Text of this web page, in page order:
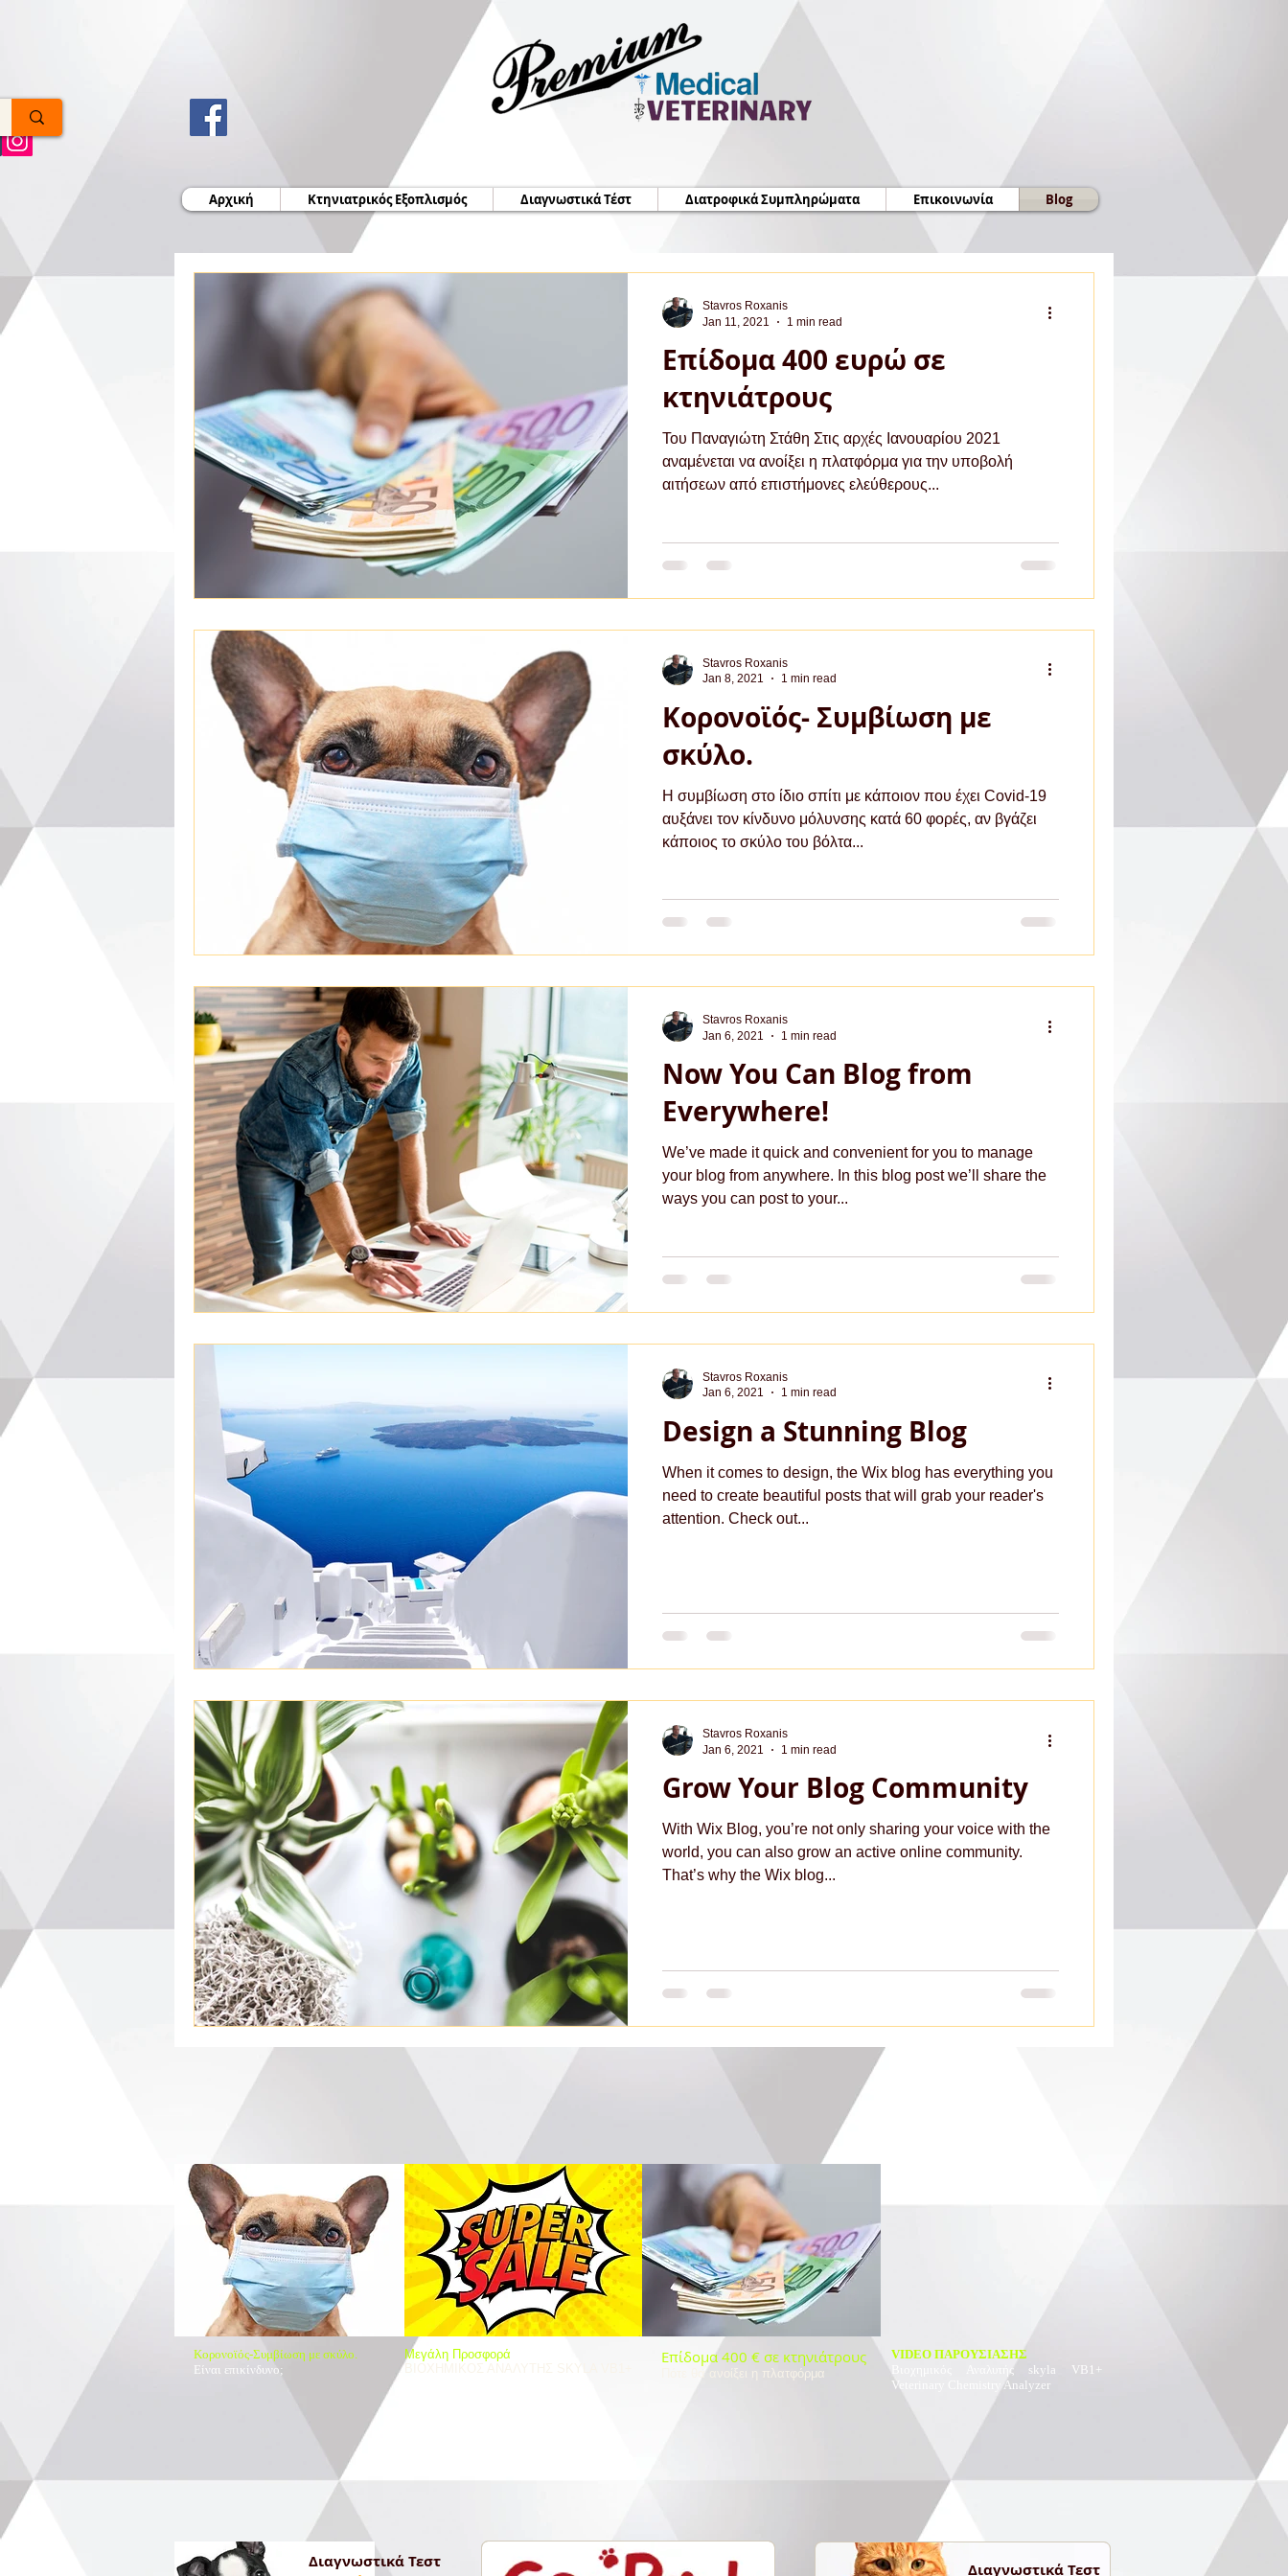
Αρχική Κτηνιατρικός Εξοπλισμός Διαγνωστικά Τέστ Διατροφικά Συμπληρώματα Επικοινωνία Blog
Επίδομα 400 ευρώ σε
κτηνιάτρους
Του Παναγιώτη Στάθη Στις αρχές Ιανουαρίου 2021
αναμένεται να ανοίξει η πλατφόρμα για την υποβολή
αιτήσεων από επιστήμονες ελεύθερους...
Stavros Roxanis
Jan 11, 2021
1 min read
Κορονοϊός- Συμβίωση με
σκύλο.
Η συμβίωση στο ίδιο σπίτι με κάποιον που έχει Covid-19
αυξάνει τον κίνδυνο μόλυνσης κατά 60 φορές, αν βγάζει
κάποιος το σκύλο του βόλτα...
Stavros Roxanis
Jan 8, 2021
1 min read
Now You Can Blog from
Everywhere!
We’ve made it quick and convenient for you to manage
your blog from anywhere. In this blog post we’ll share the
ways you can post to your...
Stavros Roxanis
Jan 6, 2021
1 min read
Design a Stunning Blog
When it comes to design, the Wix blog has everything you
need to create beautiful posts that will grab your reader's
attention. Check out...
Stavros Roxanis
Jan 6, 2021
1 min read
Grow Your Blog Community
With Wix Blog, you’re not only sharing your voice with the
world, you can also grow an active online community.
That’s why the Wix blog...
Stavros Roxanis
Jan 6, 2021
1 min read
Κορονοϊός-Συμβίωση με σκύλο.
Είναι επικίνδυνο;
​Μεγάλη Προσφορά
Επίδομα 400 € σε κτηνιάτρους
Πότε θα ανοίξει η πλατφόρμα
VIDEO ΠΑΡΟΥΣΙΑΣΗΣ
Βιοχημικός Αναλυτής skyla VB1+
Veterinary Chemistry Analyzer
Διαγνωστικά Τεστ
Διαγνωστικά Τεστ